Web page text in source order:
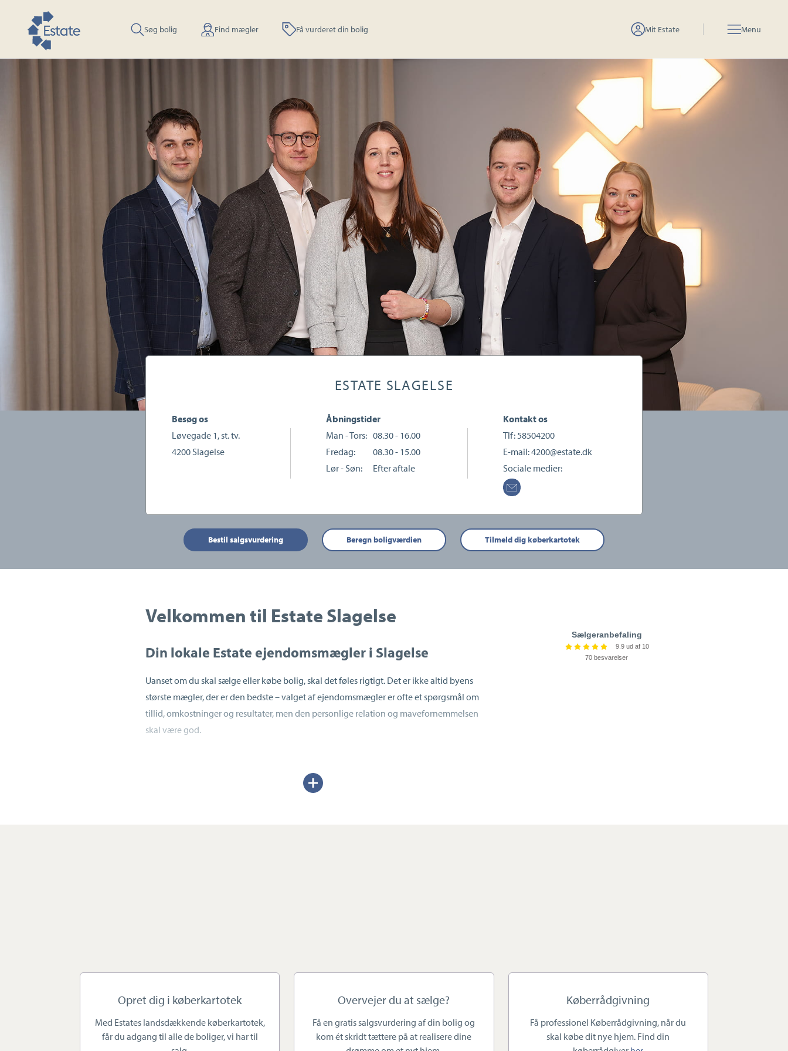
Søg bolig Find mægler Få vurderet din bolig Mit Estate Menu
ESTATE SLAGELSE
Besøg os
Løvegade 1, st. tv.
4200Slagelse
Åbningstider
Man - Tors: 08.30 - 16.00
Fredag:
08.30 - 15.00
Lør - Søn:
Efter aftale
Kontakt os
Tlf:58504200
E-mail:4200@estate.dk
Sociale medier:
Bestil salgsvurdering Beregn boligværdien Tilmeld dig køberkartotek
Velkommen til Estate Slagelse
Din lokale Estate ejendomsmægler i Slagelse
Uanset om du skal sælge eller købe bolig, skal det føles rigtigt. Det er ikke altid byens
største mægler, der er den bedste – valget af ejendomsmægler er ofte et spørgsmål om
tillid, omkostninger og resultater, men den personlige relation og mavefornemmelsen
skal være god.
gennem hele bolighandlen fra start til slut, så du slipper for unødvendige
15 års erfaring som ejendomsmægler, hvor den seneste årrække har været i Slagelse
Udvid/skjul
Sælgeranbefaling
9.9 ud af 10
70 besvarelser
Opret dig i køberkartotek
Med Estates landsdækkende køberkartotek,
får du adgang til alle de boliger, vi har til
Overvejer du at sælge?
Få en gratis salgsvurdering af din bolig og
kom ét skridt tættere på at realisere dine
Køberrådgivning
Få professionel Køberrådgivning, når du
skal købe dit nye hjem. Find din